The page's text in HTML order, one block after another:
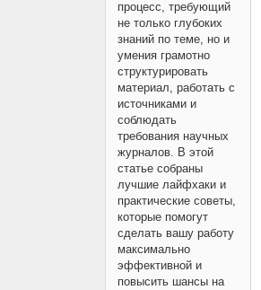
процесс, требующий
не только глубоких
знаний по теме, но и
умения грамотно
структурировать
материал, работать с
источниками и
соблюдать
требования научных
журналов. В этой
статье собраны
лучшие лайфхаки и
практические советы,
которые помогут
сделать вашу работу
максимально
эффективной и
повысить шансы на